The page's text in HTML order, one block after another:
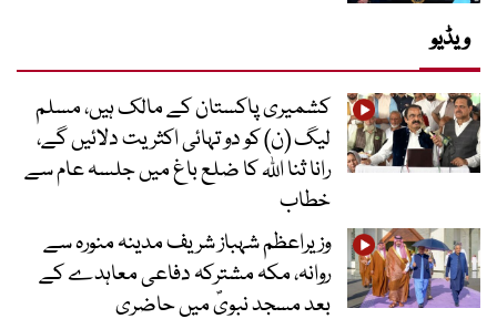
ویڈیو
کشمیری پاکستان کے مالک ہیں، مسلم
لیگ (ن) کو دو تہائی اکثریت دلائیں گے،
رانا ثنا اللہ کا ضلع باغ میں جلسہ عام سے
خطاب
وزیراعظم شہباز شریف مدینہ منورہ سے
روانہ، مکہ مشترکہ دفاعی معاہدے کے
بعد مسجد نبویؐ میں حاضری